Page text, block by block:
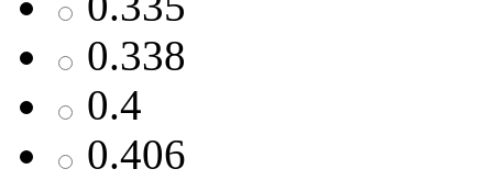
0.338
0.4
0.406